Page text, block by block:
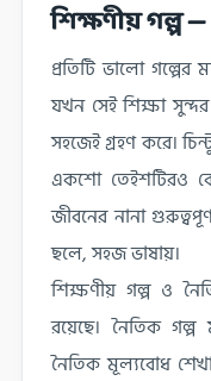
শিক্ষণীয় গল্প
প্রতিটি ভালো
যখন সেই শিক্ষা
সহজেই গ্রহণ করে।
একশো তেইশটিরও
জীবনের নানা
ছলে, সহজ ভাষায়।
শিক্ষণীয় গল্প ও
রয়েছে। নৈতিক
নৈতিক মূল্যবোধ